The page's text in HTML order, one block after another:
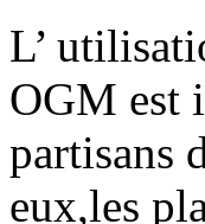
L’
OGM est
partisans
eux,les